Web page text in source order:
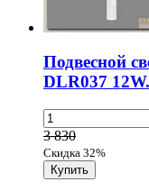
Подвесной
DLR037
3 830
Скидка 32%